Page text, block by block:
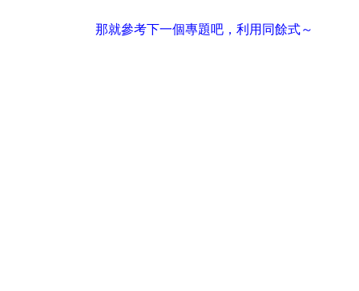
那就參考下一個專題吧，利用同餘式～